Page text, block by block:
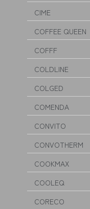
CIME
COFFEE QUEEN
COFFF
COLDLINE
COLGED
COMENDA
CONVITO
CONVOTHERM
COOKMAX
COOLEQ
CORECO